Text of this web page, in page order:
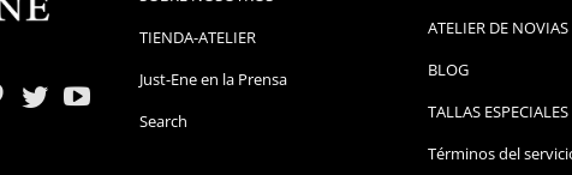
TIENDA-ATELIER
Just-Ene en la Prensa
Search
ATELIER DE NOVIAS
BLOG
TALLAS ESPECIALES
Términos del